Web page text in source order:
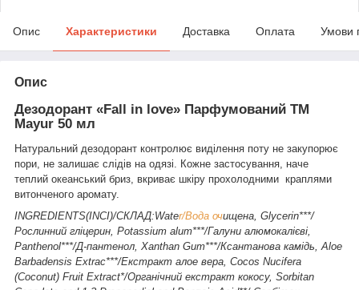
Опис Характеристики Доставка Оплата Умови
Опис
Дезодорант «Fall in love» Парфумований ТМ
Mayur 50 мл
Натуральний дезодорант контролює виділення поту не закупорює
пори, не залишає слідів на одязі. Кожне застосування, наче
теплий океанський бриз, вкриває шкіру прохолодними краплями
витонченого аромату.
INGREDIENTS(INCI)/CКЛАД:Water/Вода очищена, Glycerin***/
Рослинний гліцерин, Potassium alum***/Галуни алюмокалієві,
Panthenol***/Д-пантенол, Xanthan Gum***/Ксантанова камідь, Aloe
Barbadensis Extrac***/Екстракт алое вера, Cocos Nucifera
(Coconut) Fruit Extract*/Органічний екстракт кокосу, Sorbitan